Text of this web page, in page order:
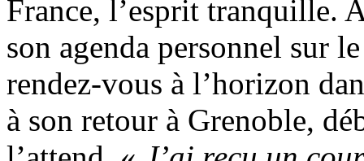
France, l’esprit tranquille.
son agenda personnel sur
rendez-vous à l’horizon
à son retour à Grenoble,